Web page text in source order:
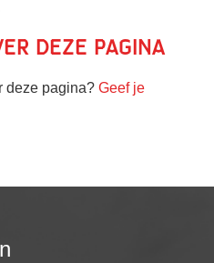
deze pagina
deze pagina? Geef je